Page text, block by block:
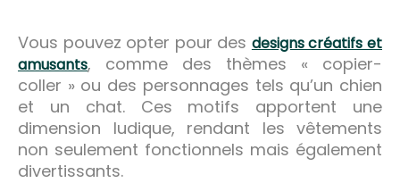
Vous pouvez opter pour des designs créatifs et
amusants, comme des thèmes « copier-
coller » ou des personnages tels qu’un chien
et un chat. Ces motifs apportent une
dimension ludique, rendant les vêtements
non seulement fonctionnels mais également
divertissants.